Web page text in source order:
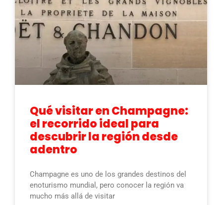
Qué visitar en Champagne:
el recorrido ideal para
descubrir la región desde
adentro
Champagne es uno de los grandes destinos del
enoturismo mundial, pero conocer la región va
mucho más allá de visitar